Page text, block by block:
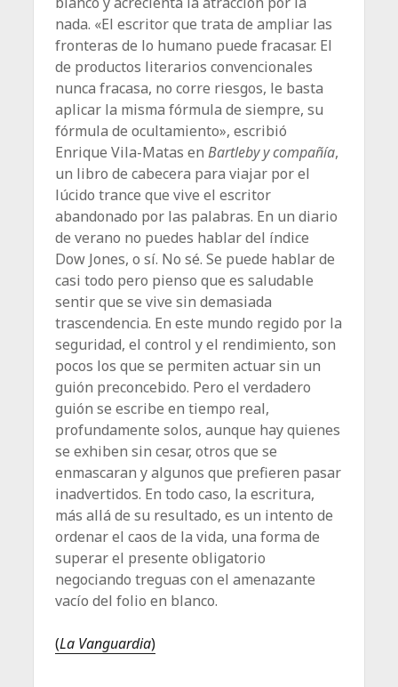
nada. «El escritor que trata de ampliar las
fronteras de lo humano puede fracasar. El
de productos literarios convencionales
nunca fracasa, no corre riesgos, le basta
aplicar la misma fórmula de siempre, su
fórmula de ocultamiento», escribió
Enrique Vila-Matas enBartleby y compañía,
un libro de cabecera para viajar por el
lúcido trance que vive el escritor
abandonado por las palabras. En un diario
de verano no puedes hablar del índice
Dow Jones, o sí. No sé. Se puede hablar de
casi todo pero pienso que es saludable
sentir que se vive sin demasiada
trascendencia. En este mundo regido por la
seguridad, el control y el rendimiento, son
pocos los que se permiten actuar sin un
guión preconcebido. Pero el verdadero
guión se escribe en tiempo real,
profundamente solos, aunque hay quienes
se exhiben sin cesar, otros que se
enmascaran y algunos que prefieren pasar
inadvertidos. En todo caso, la escritura,
más allá de su resultado, es un intento de
ordenar el caos de la vida, una forma de
superar el presente obligatorio
negociando treguas con el amenazante
vacío del folio en blanco.
(La Vanguardia)